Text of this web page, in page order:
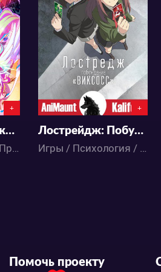
+
Нет игры — нет жизни
Игры / Комедия / Приключения / Фэнтези / Этти / Аниме
11776
3 12
+
Лострейдж: Побуждение «WIXOSS»
Игры / Психология / Драма / Приключения / Аниме
Помочь проекту